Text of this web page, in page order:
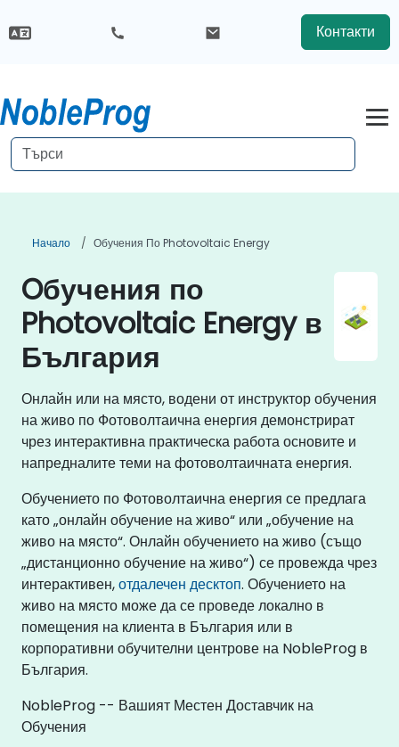
Контакти
Начало Обучения По Photovoltaic Energy
Oбучения по
Photovoltaic Energy в
България
Онлайн или на място, водени от инструктор обучения
на живо по Фотоволтаична енергия демонстрират
чрез интерактивна практическа работа основите и
напредналите теми на фотоволтаичната енергия.
Обучението по Фотоволтаична енергия се предлага
като „онлайн обучение на живо“ или „обучение на
живо на място“. Онлайн обучението на живо (също
„дистанционно обучение на живо“) се провежда чрез
интерактивен,отдалечен десктоп. Обучението на
живо на място може да се проведе локално в
помещения на клиента в България или в
корпоративни обучителни центрове на NobleProg в
България.
NobleProg -- Вашият Местен Доставчик на
Обучения